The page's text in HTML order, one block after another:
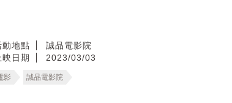
動地點
誠品電影院
映日期
2023/03/03
影 誠品電影院